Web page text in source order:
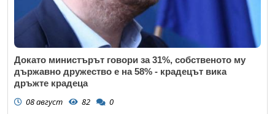
Докато министърът говори за 31%, собственото му
държавно дружество е на 58% - крадецът вика
дръжте крадеца
08 август 82 0